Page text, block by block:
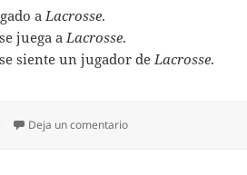
a Lacrosse.
juega a Lacrosse.
siente un jugador de Lacrosse.
Deja un comentarioen NO SÉ CÓMO ME